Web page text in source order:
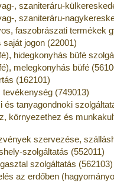
, szaniteráru-
, szaniteráru-
faszobrászati termékek
saját jogon (22001)
hidegkonyhás büfé
melegkonyhás büfé
(162101)
tevékenység (749013)
és tanyagondnoki
környezethez és
szervezése,
szolgáltatás (552011)
szolgáltatás (562103)
az erdőben